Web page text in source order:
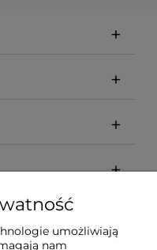
umożliwiają
nam